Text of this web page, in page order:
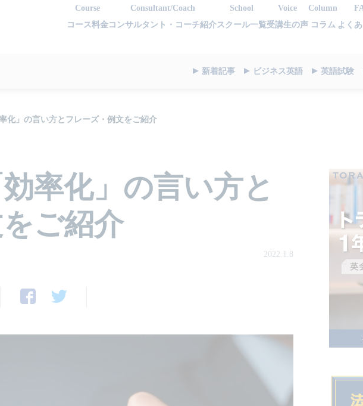
Course
コース料金
Consultant/Coach
コンサルタント・コーチ紹介
School
スクール一覧
Voice
受講生の声
Column
コラム よく
新着記事 ビジネス英語 英語試験
化」の言い方とフレーズ・例文をご紹介
率化」の言い方と
ご紹介
2022.1.8